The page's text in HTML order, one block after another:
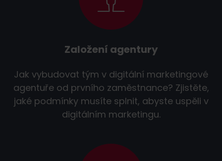
Založení agentury
Jak vybudovat tým v digitální marketingové
agentuře od prvního zaměstnance? Zjistěte,
jaké podmínky musíte splnit, abyste uspěli v
digitálním marketingu.